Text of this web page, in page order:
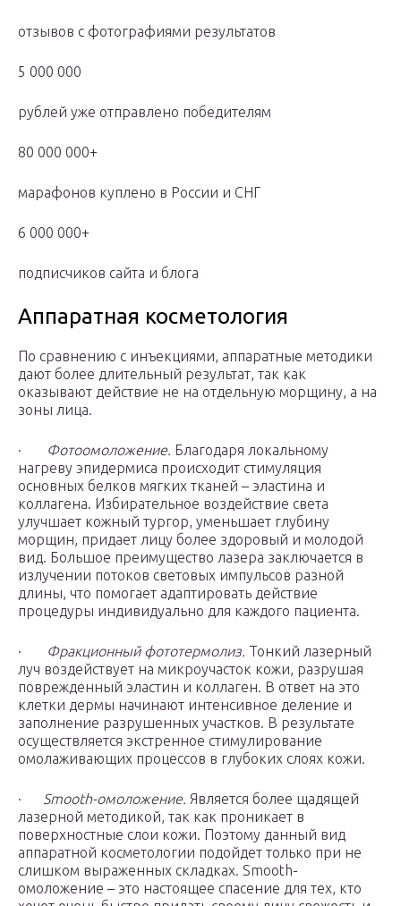
отзывов с фотографиями результатов
5 000 000
рублей уже отправлено победителям
80 000 000+
марафонов куплено в России и СНГ
6 000 000+
подписчиков сайта и блога
Аппаратная косметология
По сравнению с инъекциями, аппаратные методики
дают более длительный результат, так как
оказывают действие не на отдельную морщину, а на
зоны лица.
· Фотоомоложение. Благодаря локальному
нагреву эпидермиса происходит стимуляция
основных белков мягких тканей – эластина и
коллагена. Избирательное воздействие света
улучшает кожный тургор, уменьшает глубину
морщин, придает лицу более здоровый и молодой
вид. Большое преимущество лазера заключается в
излучении потоков световых импульсов разной
длины, что помогает адаптировать действие
процедуры индивидуально для каждого пациента.
· Фракционный фототермолиз. Тонкий лазерный
луч воздействует на микроучасток кожи, разрушая
поврежденный эластин и коллаген. В ответ на это
клетки дермы начинают интенсивное деление и
заполнение разрушенных участков. В результате
осуществляется экстренное стимулирование
омолаживающих процессов в глубоких слоях кожи.
· Smooth-омоложение. Является более щадящей
лазерной методикой, так как проникает в
поверхностные слои кожи. Поэтому данный вид
аппаратной косметологии подойдет только при не
слишком выраженных складках. Smooth-
омоложение – это настоящее спасение для тех, кто